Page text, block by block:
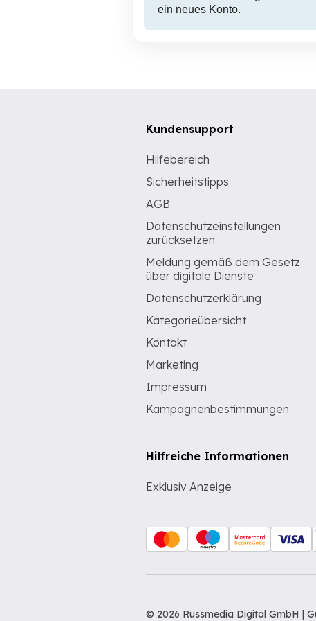
ein neues Konto.
Kundensupport
Hilfebereich
Sicherheitstipps
AGB
Datenschutzeinstellungen
zurücksetzen
Meldung gemäß dem Gesetz
über digitale Dienste
Datenschutzerklärung
Kategorieübersicht
Kontakt
Marketing
Impressum
Kampagnenbestimmungen
Hilfreiche Informationen
Exklusiv Anzeige
© 2026 Russmedia Digital GmbH |